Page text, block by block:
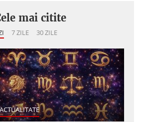
mai citite
7 ZILE 30 ZILE
ACTUALITATE